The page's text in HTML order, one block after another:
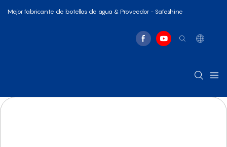
Mejor fabricante de botellas de agua & Proveedor - Safeshine